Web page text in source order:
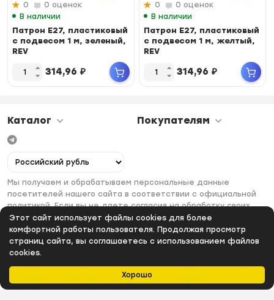
Хорошо
Этот сайт использует файлы cookies для более
комфортной работы пользователя. Продолжая просмотр
страниц сайта, вы соглашаетесь с использованием файлов
cookies.
Избранное
0
0 оценок
В наличии
Патрон E27, пластиковый
с подвесом 1 м, зеленый,
REV
314,96 ₽
0
0 оценок
В наличии
Патрон E27, пластиковый
с подвесом 1 м, желтый,
REV
314,96 ₽
Каталог Покупателям
Мы получаем и обрабатываем персональные данные
посетителей нашего сайта в соответствии с официальной
политикой. Если вы не даете согласия на обработку своих
персональных данных, вам необходимо покинуть наш сайт.